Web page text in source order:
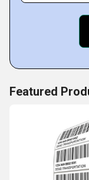
Featured